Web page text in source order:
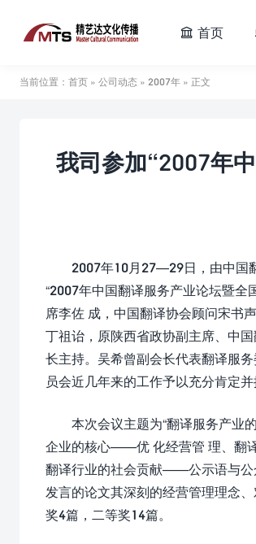
 首页
当前位置： 首页 » 公司动态 » 2007年 » 正文
我司参加“2007年
2007年10月27—29日，由中国
“2007年中国翻译服务产业论坛暨
席李佐 成，中国翻译协会顾问宋书
丁祖诒，原陕西省政协副主席、中
长主持。吴希曾副会长代表翻译服
员会近几年来的工作予以充分肯定并
本次会议主题为“翻译服务产业
企业的核心——优 化经营管 理、翻
翻译行业的社会贡献——公示语与公
发言的论文其深刻的经营管理理念
奖4篇，二等奖14篇。